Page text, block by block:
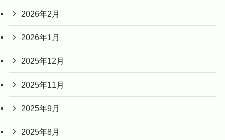
2026年2月
2026年1月
2025年12月
2025年11月
2025年9月
2025年8月